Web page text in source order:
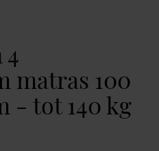
4
matras 100
- tot 140 kg